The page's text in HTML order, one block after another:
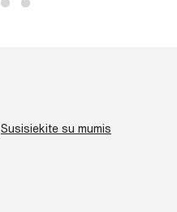
Susisiekite su mumis